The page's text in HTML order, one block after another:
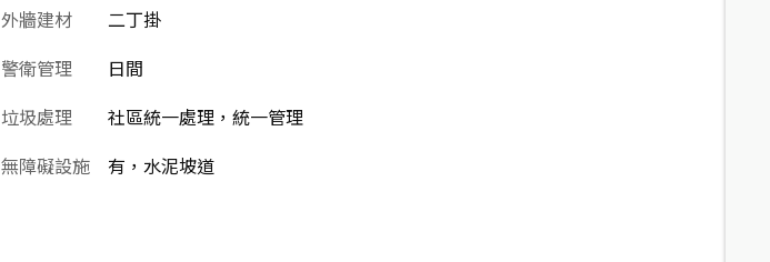
外牆建材
二丁掛
警衛管理
日間
垃圾處理
社區統一處理，統一管理
無障礙設施
有，水泥坡道